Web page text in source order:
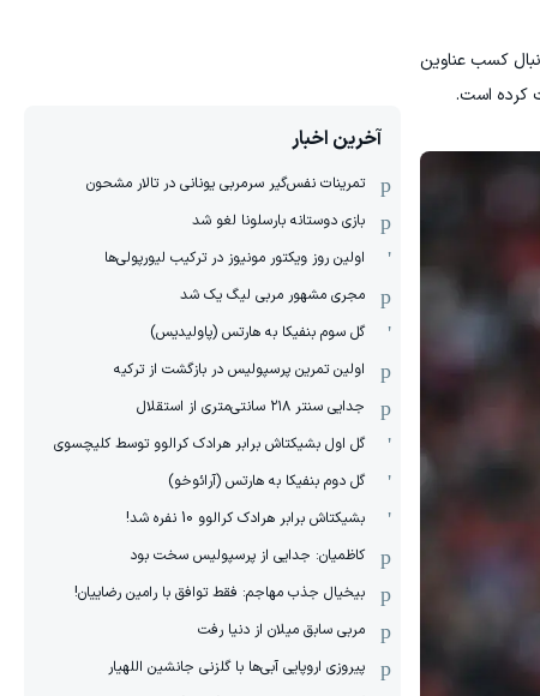
کسب عناوین
کرده است.
آخرین اخبار
‏تمرینات نفس‌گیر سرمربی یونانی در تالار مشحون
بازی دوستانه بارسلونا لغو شد
اولین روز ویکتور مونیوز در ترکیب لیورپولی‌ها
مجری مشهور مربی لیگ یک شد
گل سوم بنفیکا به هارتس (پاولیدیس)
اولین تمرین پرسپولیس در بازگشت از ترکیه
جدایی سنتر ۲۱۸ سانتی‌متری از استقلال
گل اول بشیکتاش برابر هرادک کرالوو توسط کلیچسوی
گل دوم بنفیکا به هارتس (آرائوخو)
بشیکتاش برابر هرادک کرالوو 10 نفره شد!
کاظمیان: جدایی از پرسپولیس سخت بود
بیخیال جذب مهاجم: فقط توافق با رامین رضاییان!
مربی سابق میلان از دنیا رفت
پیروزی اروپایی آبی‌ها با گلزنی جانشین اللهیار